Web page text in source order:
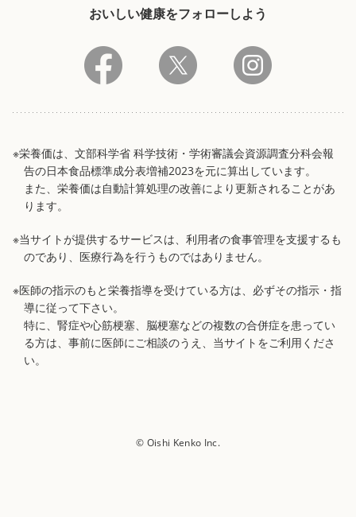
おいしい健康をフォローしよう
※栄養価は、文部科学省 科学技術・学術審議会資源調査分科会報
告の日本食品標準成分表増補2023を元に算出しています。
また、栄養価は自動計算処理の改善により更新されることがあ
ります。
※当サイトが提供するサービスは、利用者の食事管理を支援するも
のであり、医療行為を行うものではありません。
※医師の指示のもと栄養指導を受けている方は、必ずその指示・指
導に従って下さい。
特に、腎症や心筋梗塞、脳梗塞などの複数の合併症を患ってい
る方は、事前に医師にご相談のうえ、当サイトをご利用くださ
い。
© Oishi Kenko Inc.